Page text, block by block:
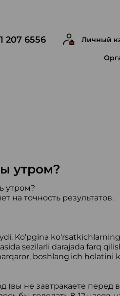
207 6556 Личный
утром?
утром?
на точность результатов.
Ko'pgina ko'rsatkichlarning
sezilarli darajada farq
boshlang'ich holatini
(вы не завтракаете перед